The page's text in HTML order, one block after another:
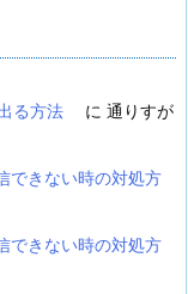
る方法 に 通りすが
できない時の対処方
できない時の対処方